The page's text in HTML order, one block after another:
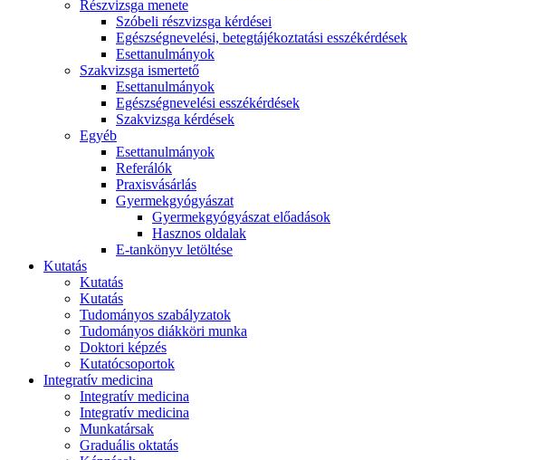
Részvizsga menete
Szóbeli részvizsga kérdései
Egészségnevelési, betegtájékoztatási esszékérdések
Esettanulmányok
Szakvizsga ismertető
Esettanulmányok
Egészségnevelési esszékérdések
Szakvizsga kérdések
Egyéb
Esettanulmányok
Referálók
Praxisvásárlás
Gyermekgyógyászat
Gyermekgyógyászat előadások
Hasznos oldalak
E-tankönyv letöltése
Kutatás
Kutatás
Kutatás
Tudományos szabályzatok
Tudományos diákköri munka
Doktori képzés
Kutatócsoportok
Integratív medicina
Integratív medicina
Integratív medicina
Munkatársak
Graduális oktatás